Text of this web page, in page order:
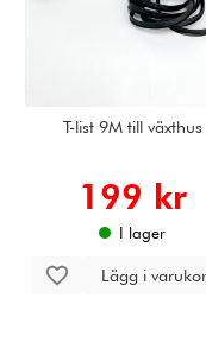
T-list 9M till växthus
199 kr
I lager
Lägg i